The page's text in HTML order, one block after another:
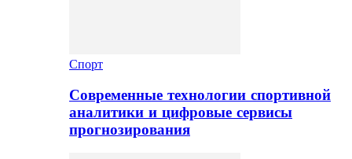
Спорт
Современные технологии спортивной
аналитики и цифровые сервисы
прогнозирования